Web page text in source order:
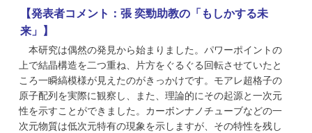
【発表者コメント：張 奕勁助教の「もしかする未
来」】
本研究は偶然の発見から始まりました。パワーポイントの
上で結晶構造を二つ重ね、片方をぐるぐる回転させていたと
ころ一瞬縞模様が見えたのがきっかけです。モアレ超格子の
原子配列を実際に観察し、また、理論的にその起源と一次元
性を示すことができました。カーボンナノチューブなどの一
次元物質は低次元特有の現象を示しますが、その特性を残し